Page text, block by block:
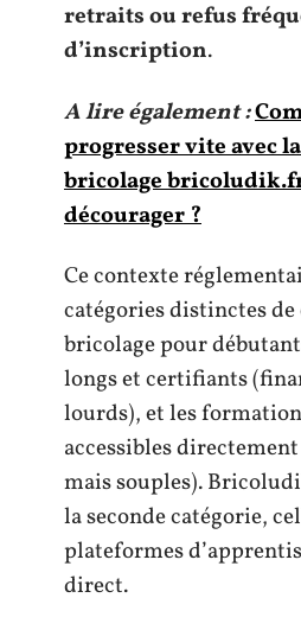
retraits ou refus
d’inscription.
A lire également :
progresser vite avec
bricolage
décourager ?
Ce contexte
catégories distinctes de
bricolage pour
longs et certifiants
lourds), et les
accessibles
mais souples).
la seconde catégorie,
plateformes
direct.